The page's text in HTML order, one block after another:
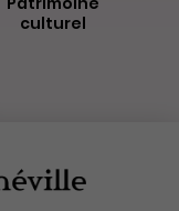
culturel